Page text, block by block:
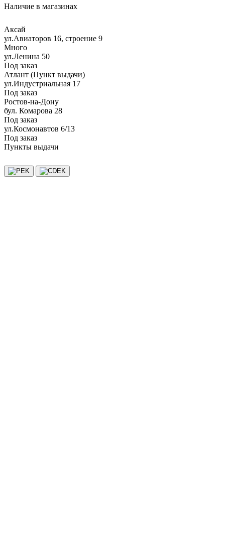
Наличие в магазинах
Аксай
ул.Авиаторов 16, строение 9
Много
ул.Ленина 50
Под заказ
Атлант (Пункт выдачи)
ул.Индустриальная 17
Под заказ
Ростов-на-Дону
бул. Комарова 28
Под заказ
ул.Космонавтов 6/13
Под заказ
Пункты выдачи